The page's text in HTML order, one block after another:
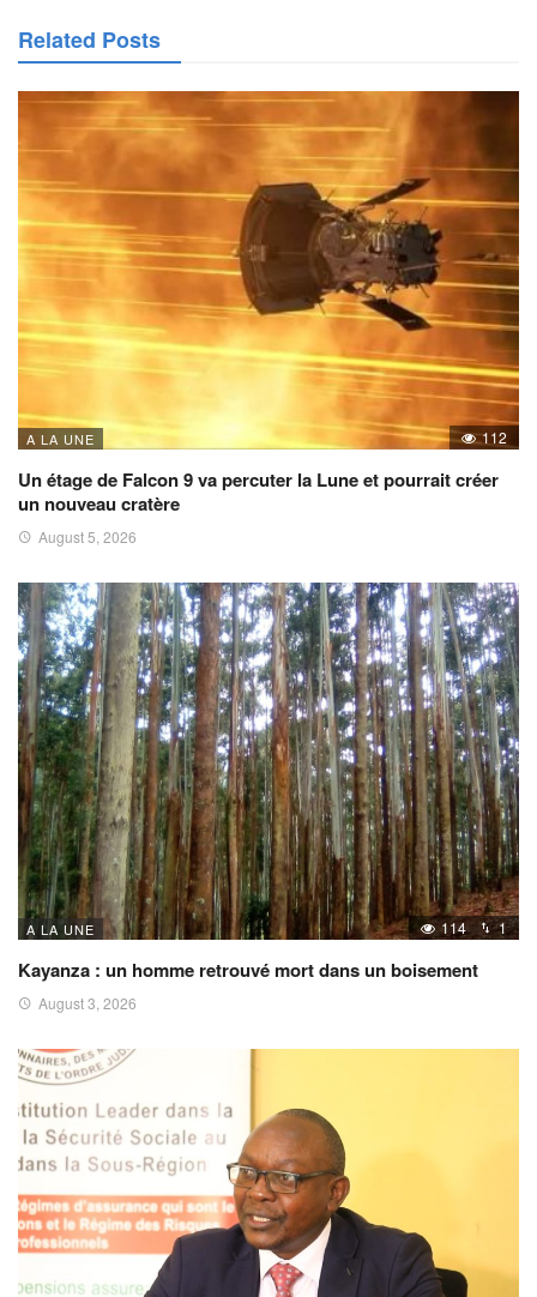
Related Posts
A LA UNE 112
Un étage de Falcon 9 va percuter la Lune et pourrait créer
un nouveau cratère
August 5, 2026
A LA UNE 114 1
Kayanza : un homme retrouvé mort dans un boisement
August 3, 2026